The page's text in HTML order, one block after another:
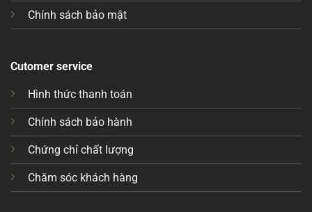
Chính sách bảo mật
Cutomer service
Hình thức thanh toán
Chính sách bảo hành
Chứng chỉ chất lượng
Chăm sóc khách hàng